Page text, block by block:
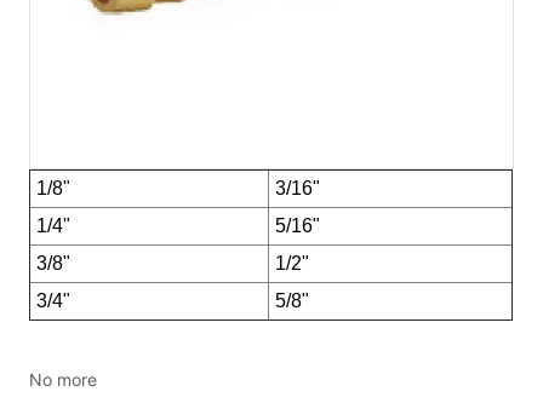
No more